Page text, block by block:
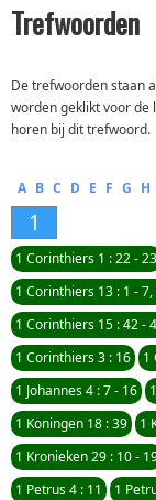
Trefwoorden
De trefwoorden staan
worden geklikt voor de
horen bij dit trefwoord.
A B C D E F G H
1
1 Corinthiers 1 : 22 - 23
1 Corinthiers 13 : 1 - 7,
1 Corinthiers 15 : 42 -
1 Corinthiers 3 : 16
1
1 Johannes 4 : 7 - 16
1 Koningen 18 : 39
1
1 Kronieken 29 : 10 -
1 Petrus 4 : 11
1